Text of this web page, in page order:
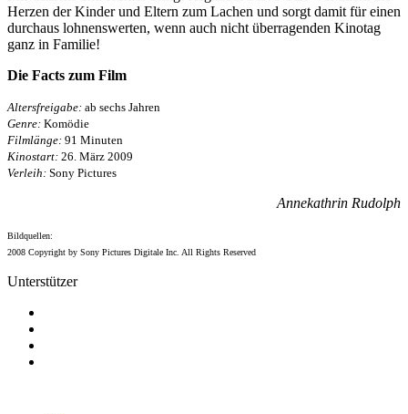
Herzen der Kinder und Eltern zum Lachen und sorgt damit für einen
durchaus lohnenswerten, wenn auch nicht überragenden Kinotag
ganz in Familie!
Die Facts zum Film
Altersfreigabe: ab sechs Jahren
Genre: Komödie
Filmlänge: 91 Minuten
Kinostart: 26. März 2009
Verleih: Sony Pictures
Annekathrin Rudolph
Bildquellen:
2008 Copyright by Sony Pictures Digitale Inc. All Rights Reserved
Unterstützer